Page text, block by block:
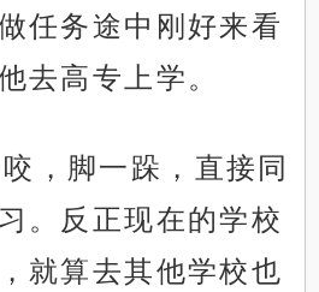
任务途中刚好来看
去高专上学。
，脚一跺，直接同
。反正现在的学校
就算去其他学校也